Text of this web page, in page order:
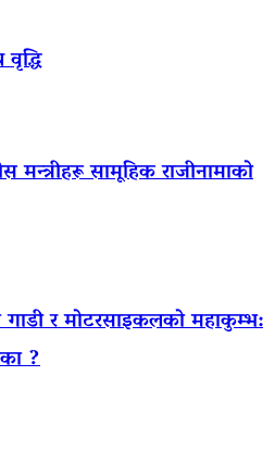
मन्त्रीहरू सामूहिक राजीनामाको
र मोटरसाइकलको महाकुम्भ:
?